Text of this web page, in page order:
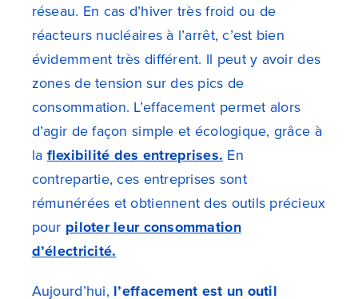
réseau. En cas d’hiver très froid ou de
réacteurs nucléaires à l’arrêt, c’est bien
évidemment très différent. Il peut y avoir des
zones de tension sur des pics de
consommation. L’effacement permet alors
d’agir de façon simple et écologique, grâce à
la flexibilité des entreprises. En
contrepartie, ces entreprises sont
rémunérées et obtiennent des outils précieux
pour piloter leur consommation
d’électricité.
Aujourd’hui, l’effacement est un outil